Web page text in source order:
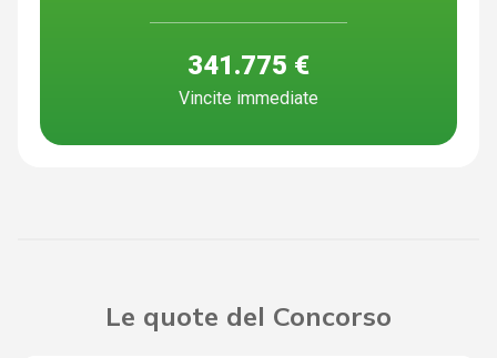
341.775 €
Vincite immediate
Le quote del Concorso